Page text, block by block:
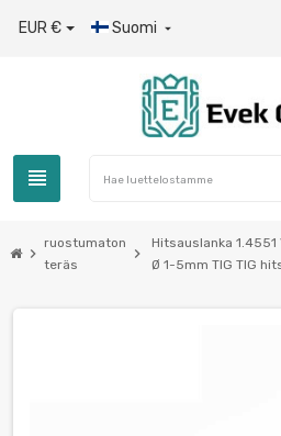
EUR € Suomi 
view_headline
chevron_right
ruostumaton
teräs
chevron_right
Hitsauslanka
Ø 1-5mm TIG TIG